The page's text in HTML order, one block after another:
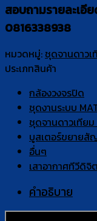
สอบถามรายละเอี
0816338938
หมวดหมู่: ชุดจานดาว
ประเภทสินค้า
กล้องวงจรปิด
ชุดงานระบบ
ชุดจานดาวเทีย
บูสเตอร์ขยาย
อื่นๆ
เสาอากาศทีวีดิ
คำอธิบาย